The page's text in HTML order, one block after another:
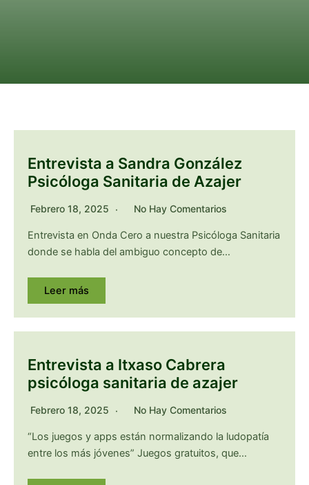
Entrevista a Sandra González
Psicóloga Sanitaria de Azajer
Febrero 18, 2025 No Hay Comentarios
Entrevista en Onda Cero a nuestra Psicóloga Sanitaria
donde se habla del ambiguo concepto de…
Leer más
Entrevista a Itxaso Cabrera
psicóloga sanitaria de azajer
Febrero 18, 2025 No Hay Comentarios
“Los juegos y apps están normalizando la ludopatía
entre los más jóvenes” Juegos gratuitos, que…